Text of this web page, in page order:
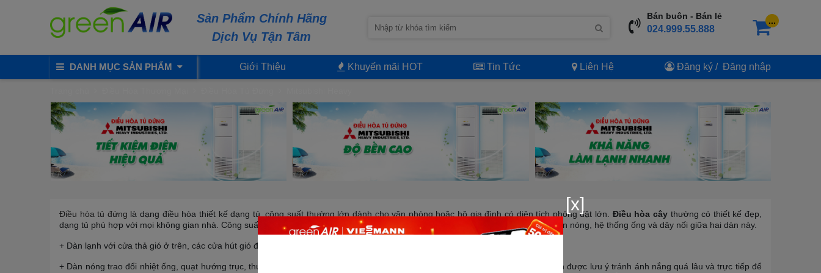
Sản Phẩm Chính Hãng
Dịch Vụ Tận Tâm
Bán buôn - Bán lẻ
024.999.55.888
...
DANH MỤC SẢN PHẨM Giới Thiệu Khuyến mãi HOT Tin Tức Liên Hệ Đăng ký / Đăng nhập
Điều hòa tủ đứng là dạng điều hòa thiết kế dạng tủ, công suất thường lớn dành cho văn phòng hoặc hộ gia đình có diện tích phòng đặt lớn. Điều hòa câythường có thiết kế đẹp,
dạng tủ phù hợp với mọi không gian nhà. Công suất máy thường từ 36000BTU đến 100000BTU với thiết kế bao gồm dàn lạnh, dàn nóng, hệ thống ống và dây nối giữa hai dàn này.
+ Dàn lạnh với cửa thả gió ở trên, các cửa hút gió được đặt ở dưới phía trước và hai bê hông máy.
+ Dàn nóng trao đổi nhiệt ống, quạt hướng trục, thường cho phép lắp đặt ở bên ngoài mà không sợ mưa nắng. Tuy vậy cũng vẫn được lưu ý tránh ánh nắng quá lâu và trực tiếp để
[x]